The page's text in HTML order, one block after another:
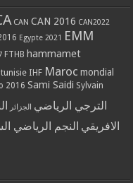
CAN CAN 2016 CAN2022
Egypte 2021 EMM
FTHB hammamet
IHF Maroc mondial
2016 Sami Saidi Sylvain
الترجي الرياضي الجزائر
الافريقي النجم الرياضي